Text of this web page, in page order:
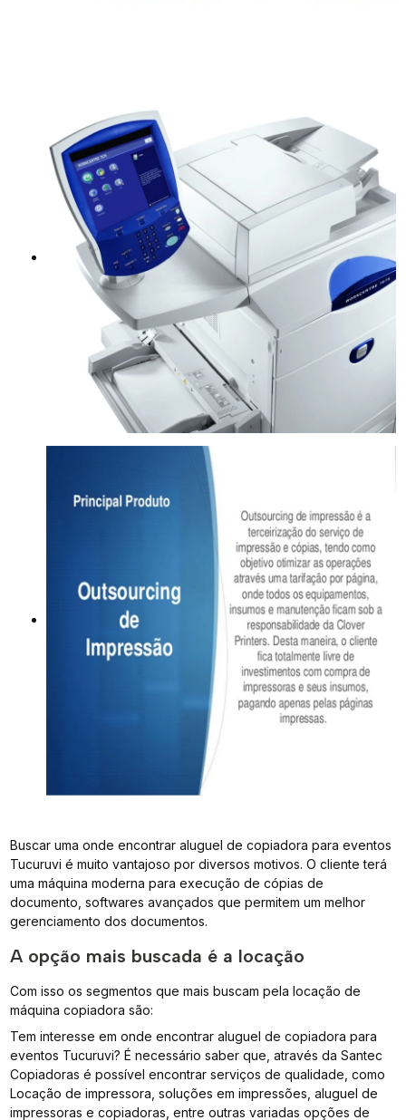
Buscar uma onde encontrar aluguel de copiadora para eventos
Tucuruvi é muito vantajoso por diversos motivos. O cliente terá
uma máquina moderna para execução de cópias de
documento, softwares avançados que permitem um melhor
gerenciamento dos documentos.
A opção mais buscada é a locação
Com isso os segmentos que mais buscam pela locação de
máquina copiadora são:
Tem interesse em onde encontrar aluguel de copiadora para
eventos Tucuruvi? É necessário saber que, através da Santec
Copiadoras é possível encontrar serviços de qualidade, como
Locação de impressora, soluções em impressões, aluguel de
impressoras e copiadoras, entre outras variadas opções de